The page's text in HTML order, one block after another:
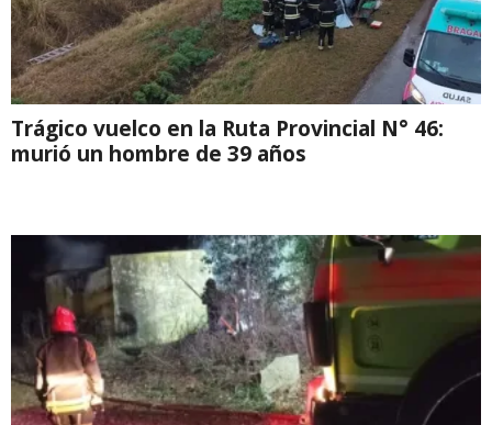
Trágico vuelco en la Ruta Provincial N° 46:
murió un hombre de 39 años